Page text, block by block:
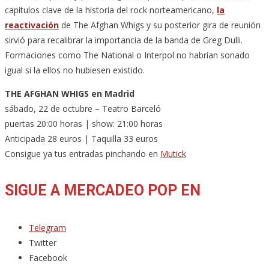
capítulos clave de la historia del rock norteamericano, la
reactivación de The Afghan Whigs y su posterior gira de reunión
sirvió para recalibrar la importancia de la banda de Greg Dulli.
Formaciones como The National o Interpol no habrían sonado
igual si la ellos no hubiesen existido.
THE AFGHAN WHIGS en Madrid
sábado, 22 de octubre – Teatro Barceló
puertas 20:00 horas | show: 21:00 horas
Anticipada 28 euros | Taquilla 33 euros
Consigue ya tus entradas pinchando en Mutick
SIGUE A MERCADEO POP EN
Telegram
Twitter
Facebook